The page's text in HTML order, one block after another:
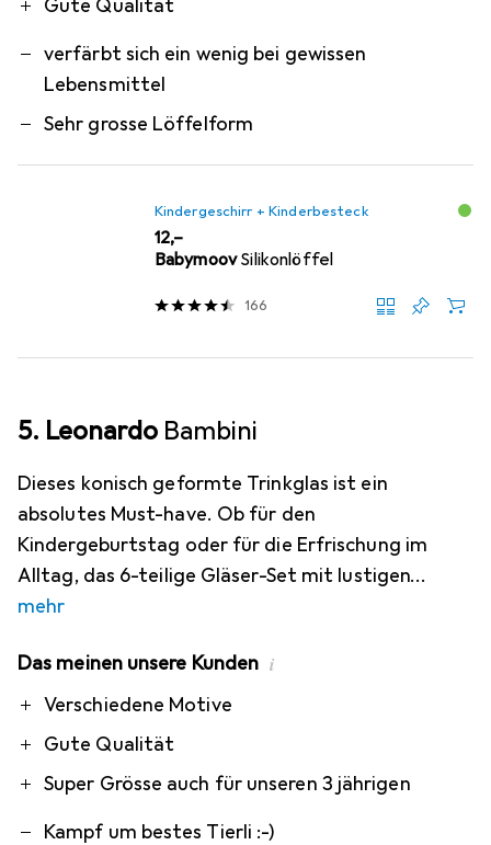
Gute Qualität
verfärbt sich ein wenig bei gewissen
Lebensmittel
Sehr grosse Löffelform
Kindergeschirr + Kinderbesteck
EUR
12,–
BabymoovSilikonlöffel
166
5. Leonardo Bambini
Dieses konisch geformte Trinkglas ist ein
absolutes Must-have. Ob für den
Kindergeburtstag oder für die Erfrischung im
Alltag, das 6-teilige Gläser-Set mit lustigen
mehr
Das meinen unsere Kunden i
ProVerschiedene Motive
Gute Qualität
Super Grösse auch für unseren 3 jährigen
Contra
Kampf um bestes Tierli :-)